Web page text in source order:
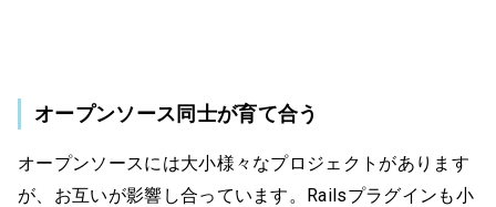
オープンソース同士が育て合う
オープンソースには大小様々なプロジェクトがあります
が、お互いが影響し合っています。Railsプラグインも小